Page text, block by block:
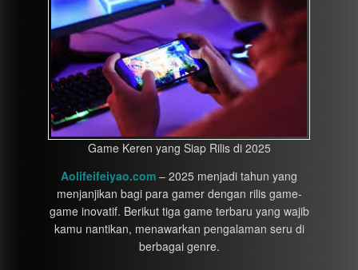
Game Keren yang Siap Rilis di 2025
Aolifeifeiyao.com – 2025 menjadi tahun yang
menjanjikan bagi para gamer dengan rilis game-
game inovatif. Berikut tiga game terbaru yang wajib
kamu nantikan, menawarkan pengalaman seru di
berbagai genre.